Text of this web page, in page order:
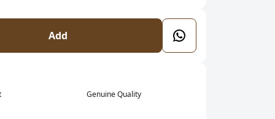
Add
Genuine Quality